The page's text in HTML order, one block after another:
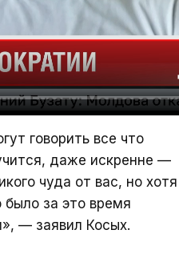
говорить все что
даже искренне —
чуда от вас, но хотя
за это время
— заявил Косых.